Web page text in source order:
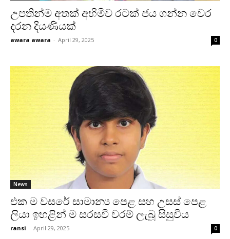
උපතින්ම අතක් අහිමිව රටක් ජය ගන්න වෙර
දරන දියණියක්
awara awara - April 29, 2025 0
News
එක ම වසරේ සාමාන්‍ය පෙළ සහ උසස් පෙළ
ලියා ඉහළින් ම සරසවි වරම් ලැබූ සිසුවිය
ransi - April 29, 2025 0